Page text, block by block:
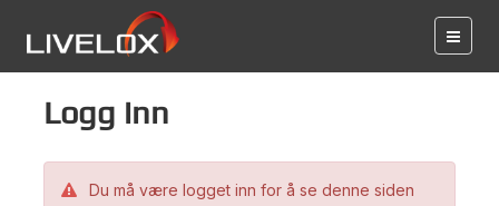
Logg inn
Du må være logget inn for å se denne siden